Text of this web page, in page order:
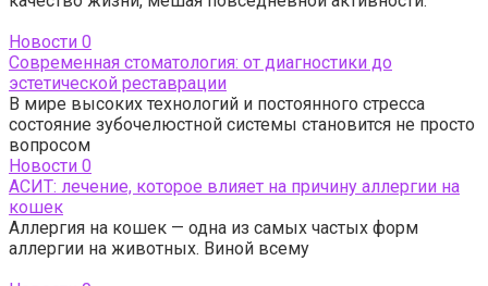
Новости 0
Современная стоматология: от диагностики до
эстетической реставрации
В мире высоких технологий и постоянного стресса
состояние зубочелюстной системы становится не просто
вопросом
Новости 0
АСИТ: лечение, которое влияет на причину аллергии на
кошек
Аллергия на кошек — одна из самых частых форм
аллергии на животных. Виной всему